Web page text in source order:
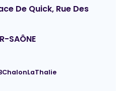
De Quick, Rue Des
SAÔNE